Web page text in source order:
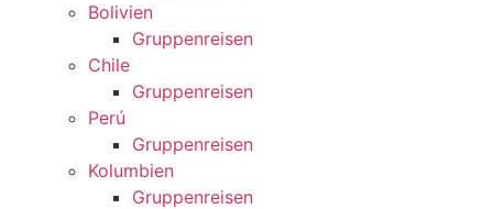
Bolivien
Gruppenreisen
Chile
Gruppenreisen
Perú
Gruppenreisen
Kolumbien
Gruppenreisen